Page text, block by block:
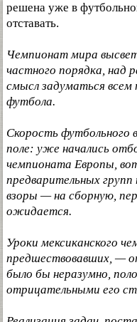
решена уже в
отставать.
Чемпионат мира
частного порядка, над
смысл задуматься
футбола.
Скорость футбольного
поле: уже начались
чемпионата Европы,
предварительных
взоры — на сборную,
ожидается.
Уроки мексиканского
предшествовавших, —
было бы неразумно,
отрицательными его